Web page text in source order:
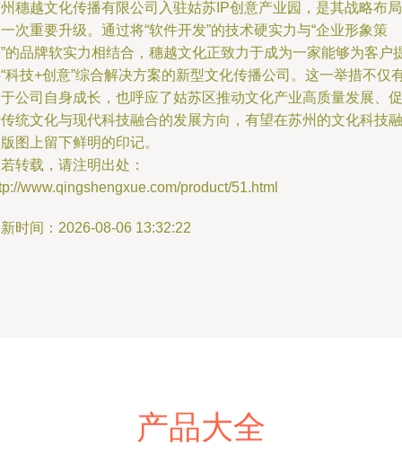
穗越文化传播有限公司入驻姑苏IP创意产业园，是其战略布局
次重要升级。通过将“软件开发”的技术硬实力与“企业形象策
的品牌软实力相结合，穗越文化正致力于成为一家能够为客户
科技+创意”综合解决方案的新型文化传播公司。这一举措不仅
公司自身成长，也呼应了姑苏区推动文化产业高质量发展、促
统文化与现代科技融合的发展方向，有望在苏州的文化科技融
图上留下鲜明的印记。
转载，请注明出处：
www.qingshengxue.com/product/51.html
时间：2026-08-06 13:32:22
产品大全